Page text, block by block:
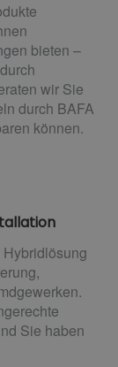
bieten –
wir Sie
durch BAFA
können.
Sie haben